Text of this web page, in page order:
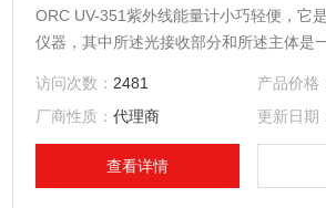
ORC UV-351紫外线能量计小巧轻便，它
仪器，其中所述光接收部分和所述主体是
访问次数： 2481 产品价格
厂商性质：代理商 更新日期
查看详情